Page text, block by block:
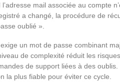
l’adresse mail associée au compte
a changé, la procédure de
oublié ».
un mot de passe combinant
de complexité réduit les
de support liées à des
la plus fiable pour éviter ce cycle.